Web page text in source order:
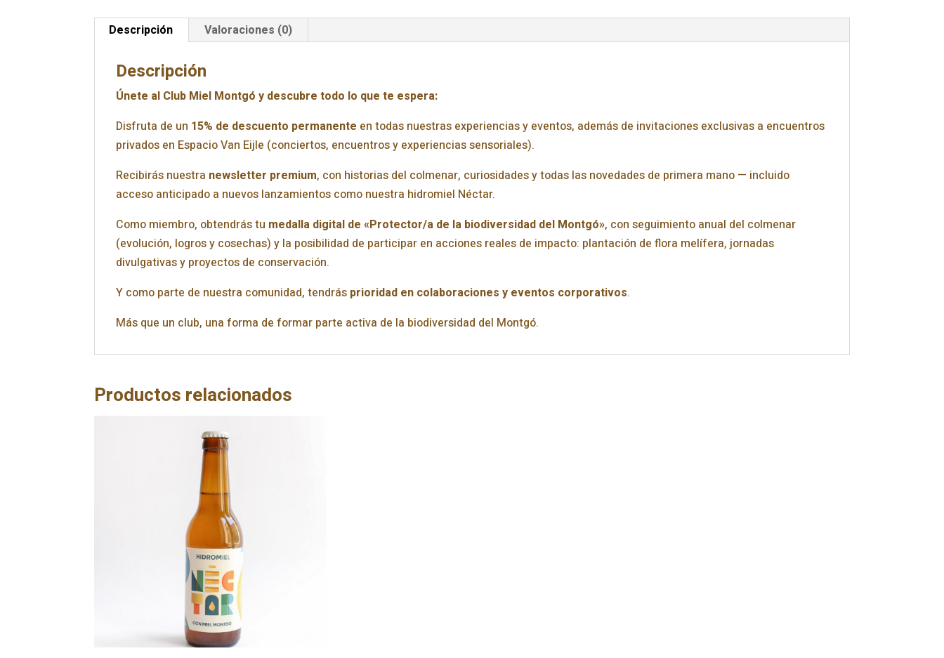
Descripción Valoraciones (0)
Descripción
Únete al Club Miel Montgó y descubre todo lo que te espera:
Disfruta de un 15% de descuento permanente en todas nuestras experiencias y eventos, además de invitaciones exclusivas a encuentros
privados en Espacio Van Eijle (conciertos, encuentros y experiencias sensoriales).
Recibirás nuestra newsletter premium, con historias del colmenar, curiosidades y todas las novedades de primera mano — incluido
acceso anticipado a nuevos lanzamientos como nuestra hidromiel Néctar.
Como miembro, obtendrás tu medalla digital de «Protector/a de la biodiversidad del Montgó», con seguimiento anual del colmenar
(evolución, logros y cosechas) y la posibilidad de participar en acciones reales de impacto: plantación de flora melífera, jornadas
divulgativas y proyectos de conservación.
Y como parte de nuestra comunidad, tendrás prioridad en colaboraciones y eventos corporativos.
Más que un club, una forma de formar parte activa de la biodiversidad del Montgó.
Productos relacionados